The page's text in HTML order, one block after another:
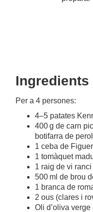
Ingredients
Per a 4 persones:
4–5 patates
400 g de carn
botifarra de perol
1 ceba de
1 tomàquet
1 raig de vi
500 ml de brou
1 branca de
2 ous (clares i
Oli d’oliva verge